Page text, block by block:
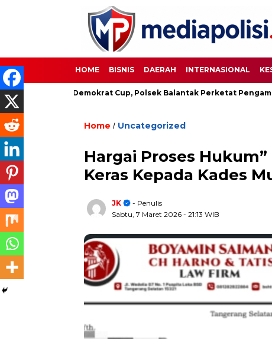
HOME BISNIS DAERAH INTERNASIONAL
Demokrat Cup, Polsek Balantak Perketat Pengamanan
Home / Uncategorized
Hargai Proses
Keras Kepada Kades
JK
- Penulis
Sabtu, 7 Maret 2026 - 21:13 WIB